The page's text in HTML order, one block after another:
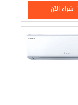
شراء الآن